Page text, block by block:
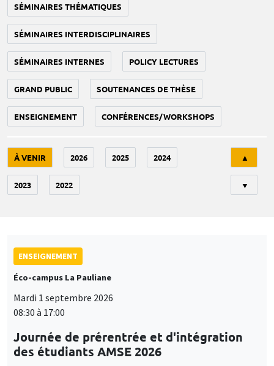
SÉMINAIRES THÉMATIQUES
SÉMINAIRES INTERDISCIPLINAIRES
SÉMINAIRES INTERNES POLICY LECTURES
GRAND PUBLIC SOUTENANCES DE THÈSE
ENSEIGNEMENT CONFÉRENCES/WORKSHOPS
À VENIR 2026 2025 2024
2023 2022
▲
▼
ENSEIGNEMENT
Éco-campus La Pauliane
Mardi 1 septembre 2026
08:30 à 17:00
Journée de prérentrée et d'intégration
des étudiants AMSE 2026